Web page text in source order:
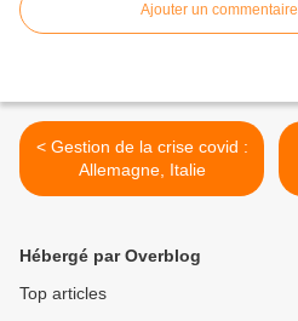
Ajouter un commentaire
< Gestion de la crise covid :
Allemagne, Italie
Hébergé par Overblog
Top articles